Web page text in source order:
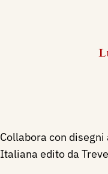
Collabora con
Italiana edito da